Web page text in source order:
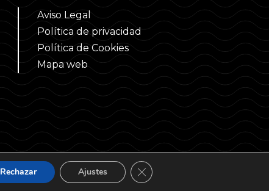
Aviso Legal
Política de privacidad
Política de Cookies
Mapa web
Rechazar Ajustes Cerrar el banner de cookies